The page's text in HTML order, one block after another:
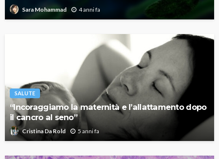
Sara Mohammad 4 anni fa
SALUTE
“Incoraggiamo la maternità e l’allattamento dopo
il cancro al seno”
Cristina Da Rold 5 anni fa